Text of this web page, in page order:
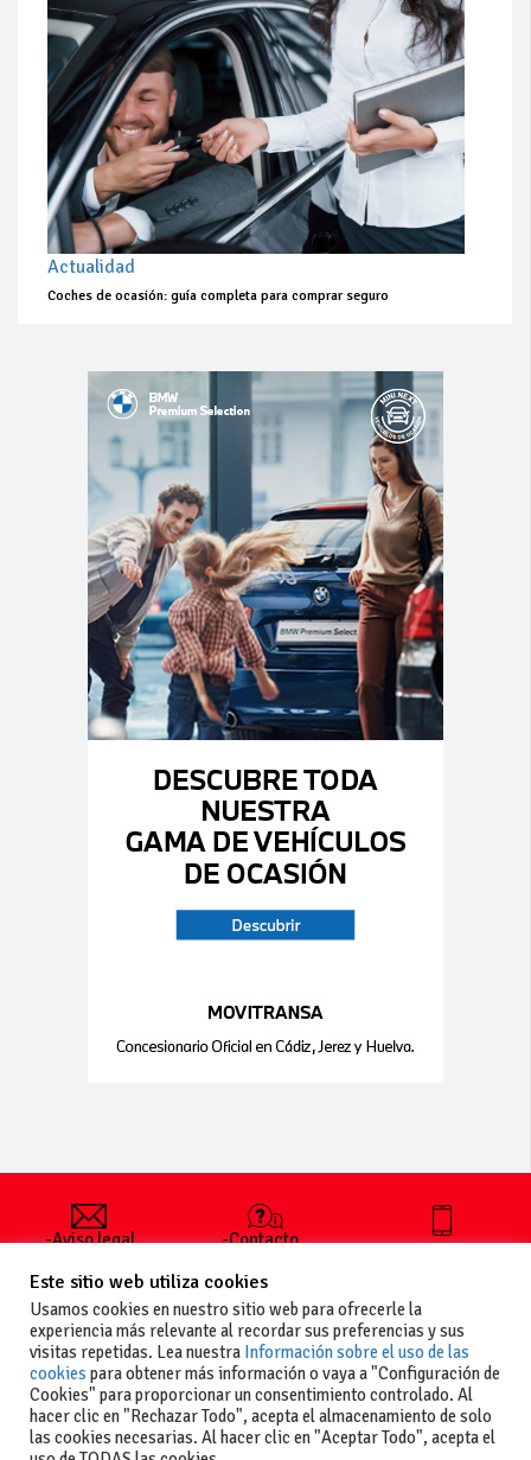
Actualidad
Coches de ocasión: guía completa para comprar seguro
-Aviso legal
generales
de uso
-Política de
privacidad
-Política de
cookies
-Contacto
publicar un
anuncio
-Vende+
+34 627 35
Este sitio web utiliza cookies
Usamos cookies en nuestro sitio web para ofrecerle la
experiencia más relevante al recordar sus preferencias y sus
visitas repetidas. Lea nuestra Información sobre el uso de las
cookies para obtener más información o vaya a "Configuración de
Cookies" para proporcionar un consentimiento controlado. Al
hacer clic en "Rechazar Todo", acepta el almacenamiento de solo
las cookies necesarias. Al hacer clic en "Aceptar Todo", acepta el